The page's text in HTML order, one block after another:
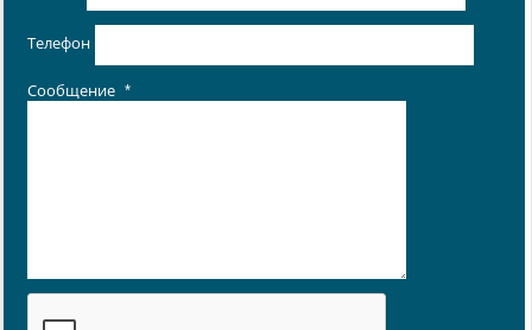
Телефон
Сообщение *